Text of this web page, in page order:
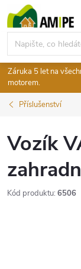
na
obsah
Záruka 5 let na
motorem.
Příslušenství
Vozík
Kód produktu: 6506